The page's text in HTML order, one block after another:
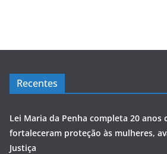
Recentes
Lei Maria da Penha completa 20 anos
fortaleceram proteção às mulheres,
Justiça